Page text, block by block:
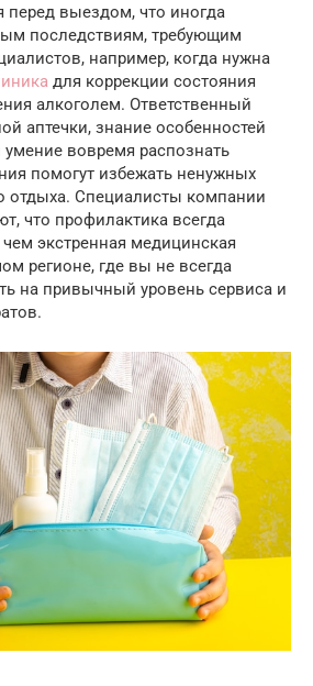
перед выездом, что иногда
последствиям, требующим
например, когда нужна
для коррекции состояния
алкоголем. Ответственный
аптечки, знание особенностей
вовремя распознать
помогут избежать ненужных
отдыха. Специалисты компании
что профилактика всегда
экстренная медицинская
регионе, где вы не всегда
на привычный уровень сервиса и